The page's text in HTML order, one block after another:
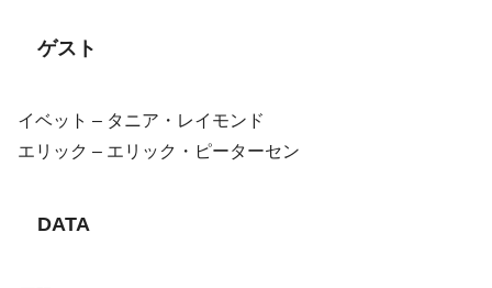
ゲスト
イベット – タニア・レイモンド
エリック – エリック・ピーターセン
DATA